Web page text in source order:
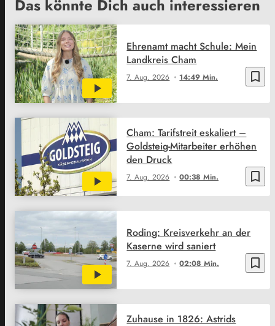
Das könnte Dich auch interessieren
bookmark_border
7. Aug. 2026 14:49 Min.
Ehrenamt macht Schule: Mein
Landkreis Cham
bookmark_border
7. Aug. 2026 00:38 Min.
Cham: Tarifstreit eskaliert –
Goldsteig-Mitarbeiter erhöhen
den Druck
bookmark_border
7. Aug. 2026 02:08 Min.
Roding: Kreisverkehr an der
Kaserne wird saniert
Zuhause in 1826: Astrids